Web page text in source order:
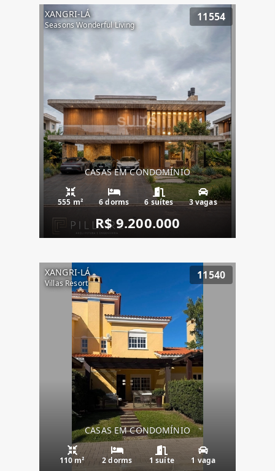
XANGRI-LÁ
Seasons Wonderful Living
11554
CASAS EM CONDOMÍNIO
555 m² 6 dorms 6 suítes 3 vagas
R$ 9.200.000
XANGRI-LÁ
Villas Resort
11540
CASAS EM CONDOMÍNIO
110 m² 2 dorms 1 suíte 1 vaga